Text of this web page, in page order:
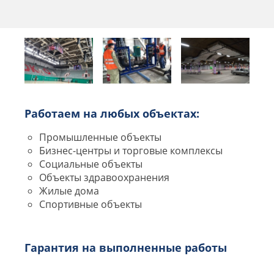
Работаем на любых объектах:
Промышленные объекты
Бизнес-центры и торговые комплексы
Социальные объекты
Объекты здравоохранения
Жилые дома
Спортивные объекты
Гарантия на выполненные работы